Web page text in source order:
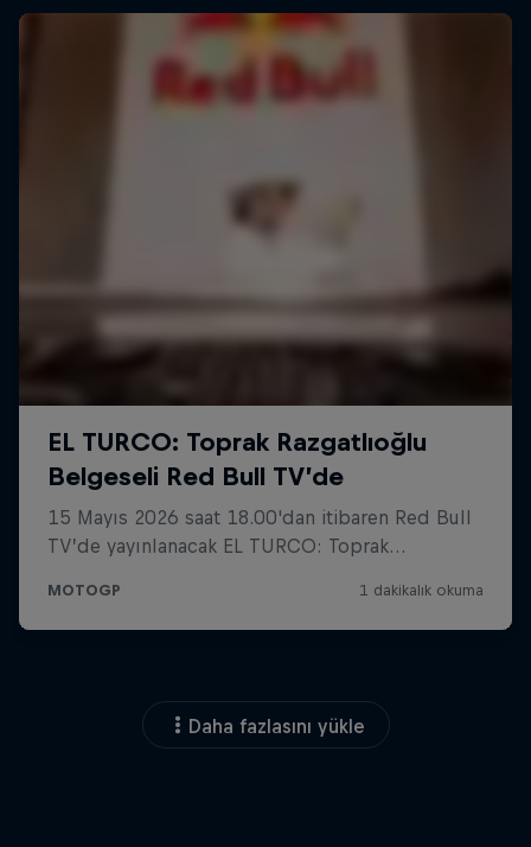
Daha fazlasını yükle